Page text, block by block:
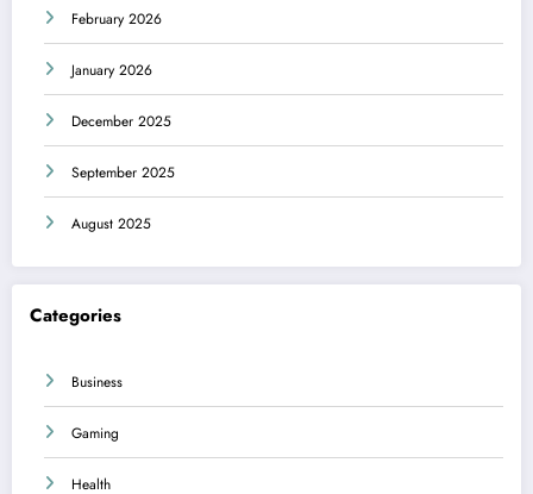
February 2026
January 2026
December 2025
September 2025
August 2025
Categories
Business
Gaming
Health